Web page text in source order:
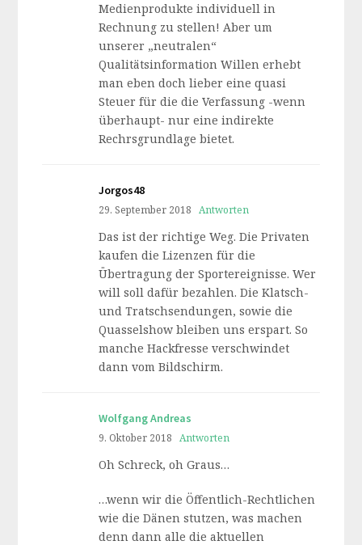
Medienprodukte individuell in
Rechnung zu stellen! Aber um
unserer „neutralen“
Qualitätsinformation Willen erhebt
man eben doch lieber eine quasi
Steuer für die die Verfassung -wenn
überhaupt- nur eine indirekte
Rechrsgrundlage bietet.
Jorgos48
29. September 2018 Antworten
Das ist der richtige Weg. Die Privaten
kaufen die Lizenzen für die
Übertragung der Sportereignisse. Wer
will soll dafür bezahlen. Die Klatsch-
und Tratschsendungen, sowie die
Quasselshow bleiben uns erspart. So
manche Hackfresse verschwindet
dann vom Bildschirm.
Wolfgang Andreas
9. Oktober 2018 Antworten
Oh Schreck, oh Graus…
…wenn wir die Öffentlich-Rechtlichen
wie die Dänen stutzen, was machen
denn dann alle die aktuellen